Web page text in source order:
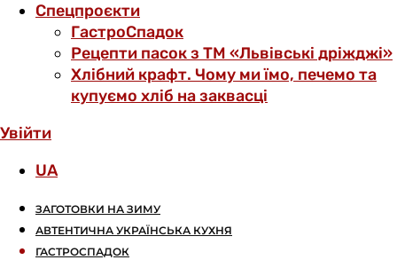
Спецпроєкти
ГастроСпадок
Рецепти пасок з ТМ «Львівські дріжджі»
Хлібний крафт. Чому ми їмо, печемо та
купуємо хліб на заквасці
Увійти
UA
ЗАГОТОВКИ НА ЗИМУ
АВТЕНТИЧНА УКРАЇНСЬКА КУХНЯ
ГАСТРОСПАДОК